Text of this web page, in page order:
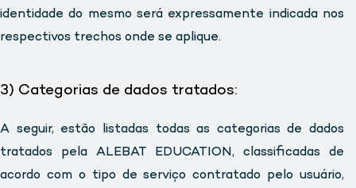
identidade do mesmo será expressamente indicada nos
respectivos trechos onde se aplique.
3) Categorias de dados tratados:
A seguir, estão listadas todas as categorias de dados
tratados pela ALEBAT EDUCATION, classificadas de
acordo com o tipo de serviço contratado pelo usuário,